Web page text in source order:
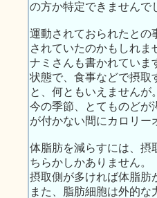
の方か特定できませんで
運動されておられたとの
されていたのかもしれま
ナミさんも書かれていま
状態で、食事などで摂取
と、何ともいえませんが。
今の季節、とてものどが
が付かない間にカロリー
体脂肪を減らすには、摂
ちらかしかありません。
摂取側が多ければ体脂肪
また、脂肪細胞は外的